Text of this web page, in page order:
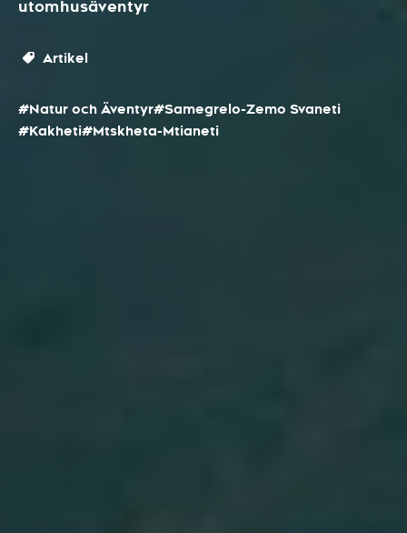
utomhusäventyr
Artikel
#Natur och Äventyr#Samegrelo-Zemo Svaneti
#Kakheti#Mtskheta-Mtianeti